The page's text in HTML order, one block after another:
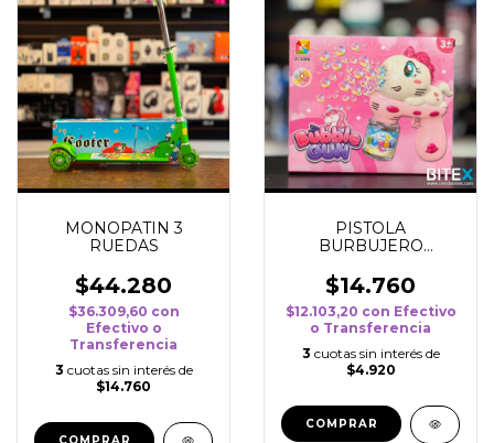
MONOPATIN 3
RUEDAS
$44.280
$36.309,60 con
Efectivo o
Transferencia
3 cuotas sin interés de
$14.760
PISTOLA
BURBUJERO
$14.760
$12.103,20 con Efectivo
o Transferencia
3 cuotas sin interés de
$4.920